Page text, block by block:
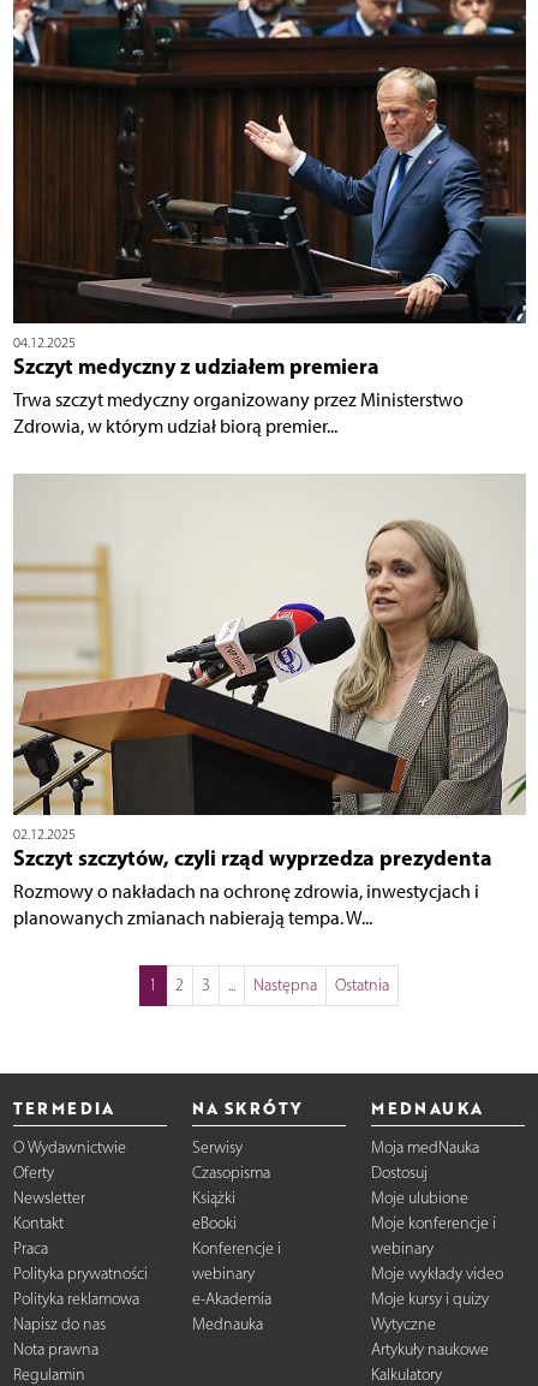
04.12.2025
Szczyt medyczny z udziałem premiera
Trwa szczyt medyczny organizowany przez Ministerstwo
Zdrowia, w którym udział biorą premier...
02.12.2025
Szczyt szczytów, czyli rząd wyprzedza prezydenta
Rozmowy o nakładach na ochronę zdrowia, inwestycjach i
planowanych zmianach nabierają tempa. W...
1 2 3 ... Następna Ostatnia
TERMEDIA
O Wydawnictwie
Oferty
Newsletter
Kontakt
Praca
Polityka prywatności
Polityka reklamowa
Napisz do nas
Nota prawna
Regulamin
NA SKRÓTY
Serwisy
Czasopisma
Książki
eBooki
Konferencje i
webinary
e-Akademia
Mednauka
MEDNAUKA
Moja medNauka
Dostosuj
Moje ulubione
Moje konferencje i
webinary
Moje wykłady video
Moje kursy i quizy
Wytyczne
Artykuły naukowe
Kalkulatory